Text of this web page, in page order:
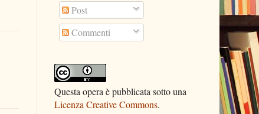
Post
Commenti
Questa opera è pubblicata sotto una
Licenza Creative Commons.